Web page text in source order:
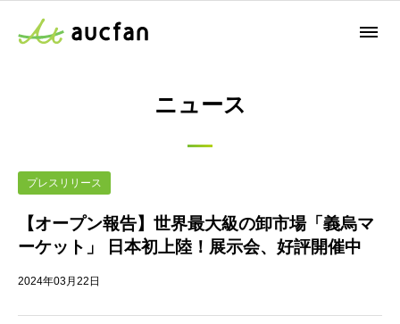
ニュース
プレスリリース
【オープン報告】世界最大級の卸市場「義烏マ
ーケット」 日本初上陸！展示会、好評開催中
2024年03月22日